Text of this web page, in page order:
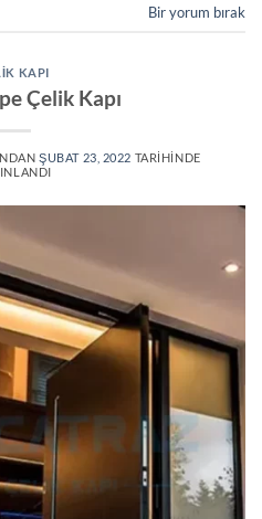
Bir yorum bırak
KAPI
Çelik Kapı
ŞUBAT 23, 2022 TARIHINDE